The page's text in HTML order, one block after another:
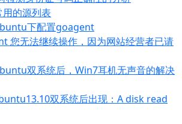
用的源列表
下配置goagent
您无法继续操作，因为网站经营者已请
双系统后，Win7耳机无声音的解决
双系统后出现：A disk read